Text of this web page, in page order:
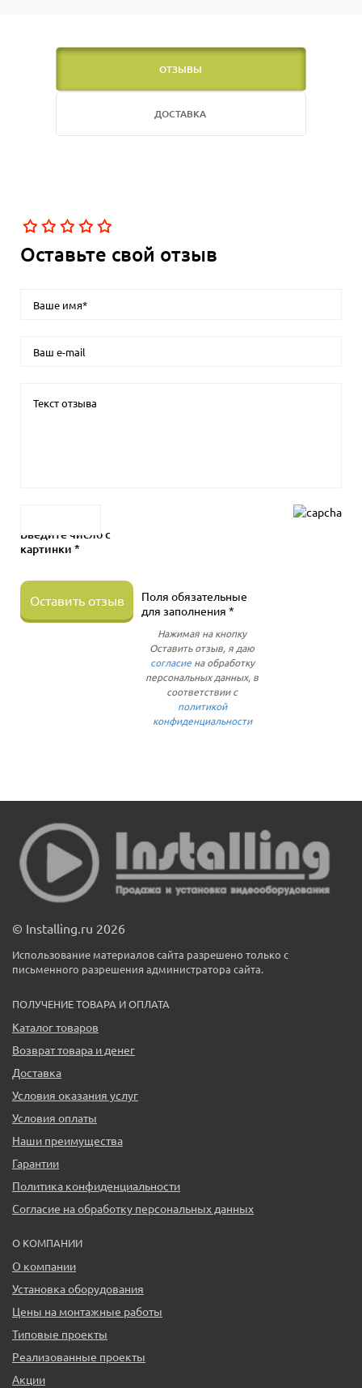
ОТЗЫВЫ
ДОСТАВКА
Оставьте свой отзыв
Введите число с
картинки *
Оставить отзыв
Поля обязательные
для заполнения *
Нажимая на кнопку
Оставить отзыв, я даю
согласиена обработку
персональных данных, в
соответствии с
политикой
конфиденциальности
© Installing.ru 2026
Использование материалов сайта разрешено только с
письменного разрешения администратора сайта.
ПОЛУЧЕНИЕ ТОВАРА И ОПЛАТА
Каталог товаров
Возврат товара и денег
Доставка
Условия оказания услуг
Условия оплаты
Наши преимущества
Гарантии
Политика конфиденциальности
Согласие на обработку персональных данных
О КОМПАНИИ
О компании
Установка оборудования
Цены на монтажные работы
Типовые проекты
Реализованные проекты
Акции